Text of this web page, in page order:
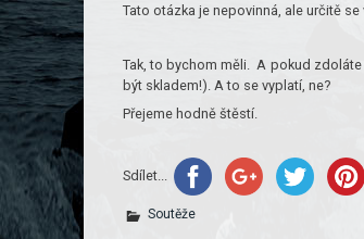
Tato otázka je nepovinná, ale určitě
Tak, to bychom měli. A pokud
být skladem!). A to se vyplatí, ne?
Přejeme hodně štěstí.
Sdílet...
Soutěže